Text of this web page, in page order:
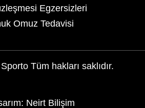
Egzersizleri
Omuz Tedavisi
Tüm hakları saklıdır.
Neirt Bilişim